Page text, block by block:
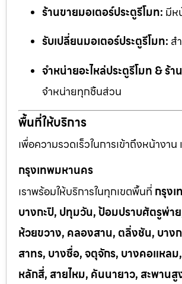
ร้านขายมอเตอร์ประตูรีโมท: มีห
รับเปลี่ยนมอเตอร์ประตูรีโมท: ส
จำหน่ายอะไหล่ประตูรีโมท & ร้า
จำหน่ายทุกชิ้นส่วน
พื้นที่ให้บริการ
เพื่อความรวดเร็วในการเข้าถึงหน้าง
กรุงเทพมหานคร
เราพร้อมให้บริการในทุกเขตพื้นที่ กรุง
บางกะปิ, ปทุมวัน, ป้อมปราบศัตรูพ่า
ห้วยขวาง, คลองสาน, ตลิ่งชัน, บา
สาทร, บางซื่อ, จตุจักร, บางคอแหล
หลักสี่, สายไหม, คันนายาว, สะพาน